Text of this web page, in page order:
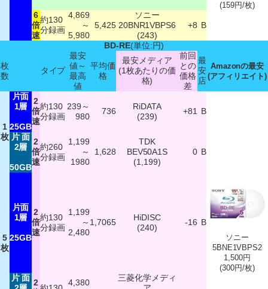
(159円/枚)
6
倍
速
約130
分録画
4,869
～
5,980
5,425
ソニー
20BNR1VBPS6
(243)
+8 B
BD-RE(単位:円)
枚
数
タイプ
最安
値～
最高
値
平均価
格
最安メディア
(1枚あたりの価
格)
前回
との
価格
差
最
安
店
Amazonの最安
(アフィリエイト)
1
枚
片面
1層
25GB
2
倍
速
約130
分録画
239～
980
736
RiDATA
(239)
+81 B
片 面
2層
50GB
2
倍
速
約260
分録画
1,199
～
1980
1,628
TDK
BEV50A1S
(1,199)
0 B
5
枚
片面
1層
25GB
2
倍
速
約130
分録画
1,199
～
2,480
1,7065
HiDISC
(240)
-16 B
ソニー
5BNE1VBPS2
1,500円
(300円/枚)
片 面 2
4,380
三菱化学メディ